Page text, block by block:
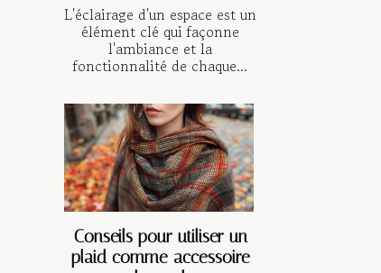
L'éclairage d'un espace est un
élément clé qui façonne
l'ambiance et la
fonctionnalité de chaque...
Conseils pour utiliser un
plaid comme accessoire